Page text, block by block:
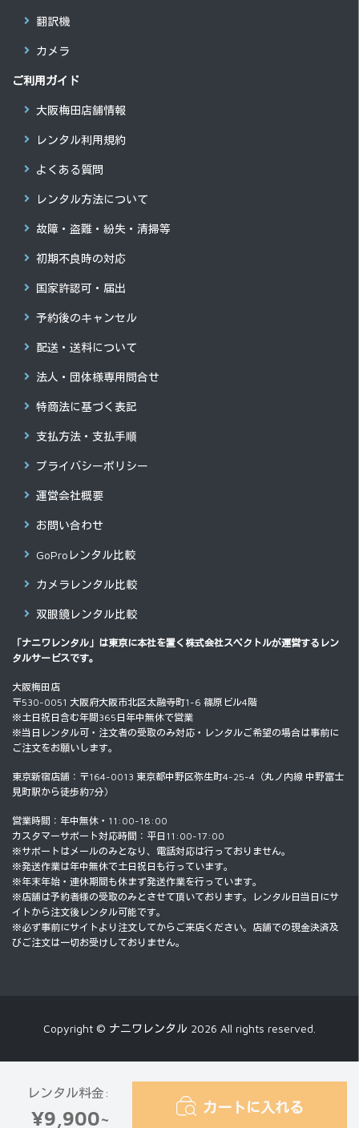
レンタル料金:
¥9,900~ カートに入れる
翻訳機
カメラ
ご利用ガイド
大阪梅田店舗情報
レンタル利用規約
よくある質問
レンタル方法について
故障・盗難・紛失・清掃等
初期不良時の対応
国家許認可・届出
予約後のキャンセル
配送・送料について
法人・団体様専用問合せ
特商法に基づく表記
支払方法・支払手順
プライバシーポリシー
運営会社概要
お問い合わせ
GoProレンタル比較
カメラレンタル比較
双眼鏡レンタル比較
「ナニワレンタル」は東京に本社を置く 株式会社スペクトルが運営するレン
タルサービスです。
大阪梅田店
〒530-0051 大阪府大阪市北区太融寺町1-6 篠原ビル4階
※土日祝日含む年間365日年中無休で営業
※当日レンタル可・注文者の受取のみ対応・レンタルご希望の場合は事前に
ご注文をお願いします。
東京新宿店舗：〒164-0013 東京都中野区弥生町4-25-4（丸ノ内線 中野富士
見町駅から徒歩約7分）
営業時間：年中無休・11:00-18:00
カスタマーサポート対応時間：平日11:00-17:00
※サポートはメールのみとなり、電話対応は行っておりません。
※発送作業は年中無休で土日祝日も行っています。
※年末年始・連休期間も休まず発送作業を行っています。
※店舗は予約者様の受取のみとさせて頂いております。レンタル日当日にサ
イトから注文後レンタル可能です。
※必ず事前にサイトより注文してからご来店ください。店舗での現金決済及
びご注文は一切お受けしておりません。
Copyright © ナニワレンタル 2026 All rights reserved.